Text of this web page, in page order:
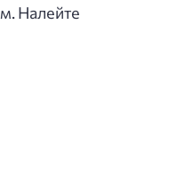
Налейте